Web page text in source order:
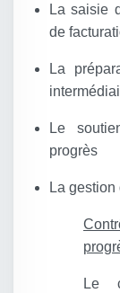
La saisie
de
La
Le
progrès
La
Le